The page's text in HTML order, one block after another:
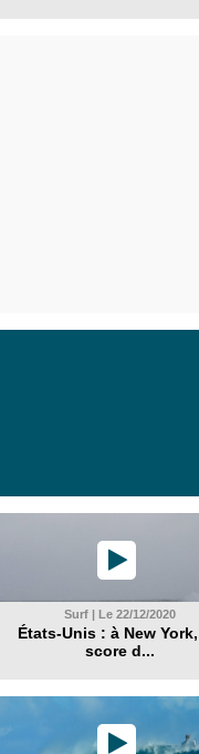
Surf | Le 22/12/2020
États-Unis : à New
score d...